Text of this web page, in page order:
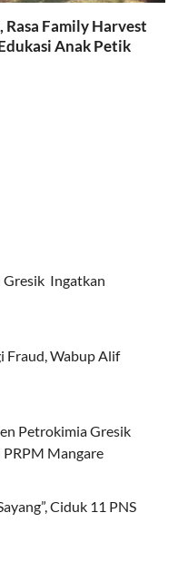
Family Harvest
Anak Petik
Gresik Ingatkan
Fraud, Wabup Alif
Petrokimia Gresik
PRPM Mangare
Ciduk 11 PNS